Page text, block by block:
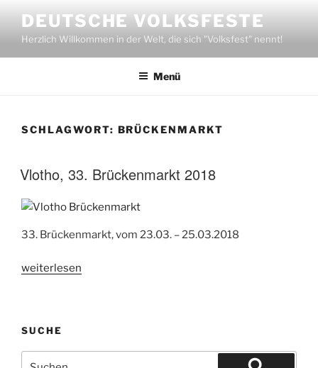
Inhalt
springen
DEUTSCHE VOLKSFESTE
Herzlich Willkommen in der Welt, die sich "Volksfest" nennt!
Menü
SCHLAGWORT: BRÜCKENMARKT
Vlotho, 33. Brückenmarkt 2018
33. Brückenmarkt, vom 23.03. – 25.03.2018
„Vlotho,
weiterlesen
SUCHE